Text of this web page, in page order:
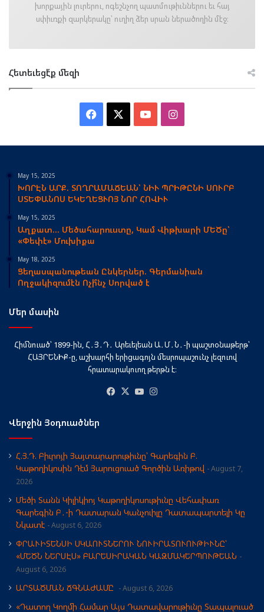
խորքային լուրերու, ոգեշնչող պատմութիւններու եւ հայ
սփիւռքի զարկերակը՝ ուղիղ ձեր սրան ներածողին մէջ։
Հետեւեցէ՛ք մեզի
Facebook YouTubeInstagram
May 15, 2025
ԽՈՐԷՆ ԱՐՔ. ՏՈՂՐԱՄԱՃԵԱՆ՝ ՆԻՒ ՊՐԻԹԸՆԻ ՍՈՒՐԲ
ՍՏԵՓԱՆՈՍ ԵԿԵՂԵՑՒՈՅ ՆՈՐ ՀՈՎԻՒ
May 15, 2025
Աղքատ… Մեծահարուստը, Կամ Վիթխարի ՄԵԾը՝
«Փեփէ» Մուխիքա
May 18, 2025
Ցեղասպանութեան Ընկերներ. Գերմանիան
Ողջակիզումէն Ոչի՞նչ Սորված է
Մեր մասին
Հիմնուած՝ 1899-ին, Հ․Յ․Դ․ Արեւելեան Ա․Մ․Ն․-ի պաշտօնաթերթ՝
ՀԱՅՐԵՆԻՔ-ը, աշխարհի երիցագոյն մեսրոպաշունչ լեզուով
հրատարակուող թերթն է։
Facebook
X YouTube
Վերջին Յօդուածներ
Հ.Յ.Դ. Բիւրոյի Յայտարարութիւնը՝ Գարեգին Բ.
Կաթողիկոսին Դէմ Յարուցուած Գործին Առիթով
August 7,
2026
Մեծի Տանն Կիլիկիոյ Կաթողիկոսութիւնը Վեհափառ
Գարեգին Բ․-ի Դատարան Կանչուիլը Դատապարտելի Կը
Նկատէ
August 6, 2026
ՓՐԱՒԻՏԵՆՍԻ ՍԿԱՈՒՏՆԵՐՈՒ ՆՈՒԻՐԱՏՈՒՈՒԹԻՒՆԸ՝
«ՄԵԾՆ ՆԵՐՍԷՍ» ԲԱՐԵՍԻՐԱԿԱՆ ԿԱԶՄԱԿԵՐՊՈՒԹԵԱՆ
August 6, 2026
ԱՐՏԱԾՄԱՆ ՃԳՆԱԺԱՄԸ August 6, 2026
«Դատող Կողմի Համար Այս Դատավարութիւնը Տապալուած